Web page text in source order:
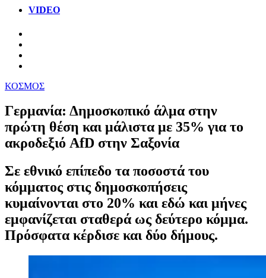
VIDEO
ΚΟΣΜΟΣ
Γερμανία: Δημοσκοπικό άλμα στην
πρώτη θέση και μάλιστα με 35% για το
ακροδεξιό AfD στην Σαξονία
Σε εθνικό επίπεδο τα ποσοστά του
κόμματος στις δημοσκοπήσεις
κυμαίνονται στο 20% και εδώ και μήνες
εμφανίζεται σταθερά ως δεύτερο κόμμα.
Πρόσφατα κέρδισε και δύο δήμους.